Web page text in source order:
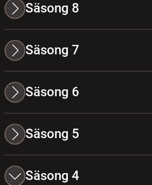
Säsong 8
Säsong 7
Säsong 6
Säsong 5
Säsong 4